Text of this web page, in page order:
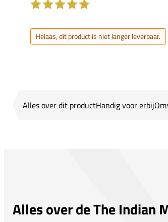
Helaas, dit product is niet langer leverbaar.
Alles over dit productHandig voor erbij
Alles over de The Indian